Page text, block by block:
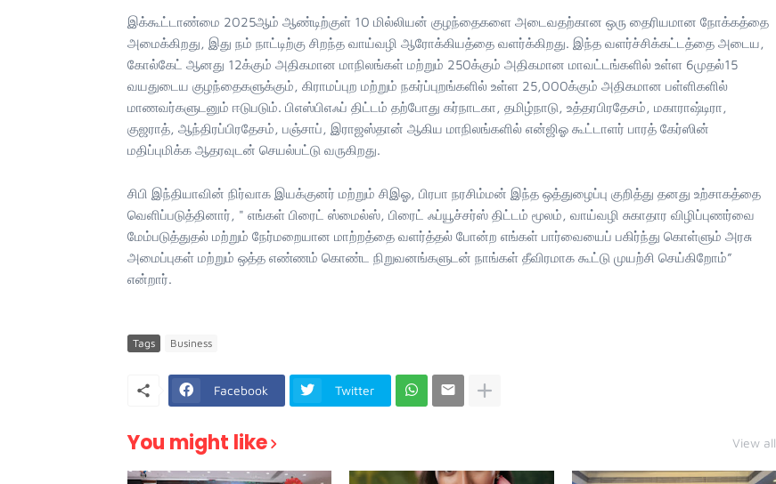
இக்கூட்டாண்மை 2025ஆம் ஆண்டிற்குள் 10 மில்லியன் குழந்தைகளை அடைவதற்கான ஒரு தைரியமான நோக்கத்தை
அமைக்கிறது, இது நம் நாட்டிற்கு சிறந்த வாய்வழி ஆரோக்கியத்தை வளர்க்கிறது. இந்த வளர்ச்சிக்கட்டத்தை அடைய,
கோல்கேட் ஆனது 12க்கும் அதிகமான மாநிலங்கள் மற்றும் 250க்கும் அதிகமான மாவட்டங்களில் உள்ள 6முதல்15
வயதுடைய குழந்தைகளுக்கும், கிராமப்புற மற்றும் நகர்ப்புறங்களில் உள்ள 25,000க்கும் அதிகமான பள்ளிகளில்
மாணவர்களுடனும் ஈடுபடும். பிஎஸ்பிஎஃப் திட்டம் தற்போது கர்நாடகா, தமிழ்நாடு, உத்தரபிரதேசம், மகாராஷ்டிரா,
குஜராத், ஆந்திரப்பிரதேசம், பஞ்சாப், இராஜஸ்தான் ஆகிய மாநிலங்களில் என்ஜிஓ கூட்டாளர் பாரத் கேர்ஸின்
மதிப்புமிக்க ஆதரவுடன் செயல்பட்டு வருகிறது.
சிபி இந்தியாவின் நிர்வாக இயக்குனர் மற்றும் சிஇஓ, பிரபா நரசிம்மன் இந்த ஒத்துழைப்பு குறித்து தனது உற்சாகத்தை
வெளிப்படுத்தினார், " எங்கள் பிரைட் ஸ்மைல்ஸ், பிரைட் ஃப்யூச்சர்ஸ் திட்டம் மூலம், வாய்வழி சுகாதார விழிப்புணர்வை
மேம்படுத்துதல் மற்றும் நேர்மறையான மாற்றத்தை வளர்த்தல் போன்ற எங்கள் பார்வையைப் பகிர்ந்து கொள்ளும் அரசு
அமைப்புகள் மற்றும் ஒத்த எண்ணம் கொண்ட நிறுவனங்களுடன் நாங்கள் தீவிரமாக கூட்டு முயற்சி செய்கிறோம்”
என்றார்.
Tags Business
Facebook Twitter
You might like View all